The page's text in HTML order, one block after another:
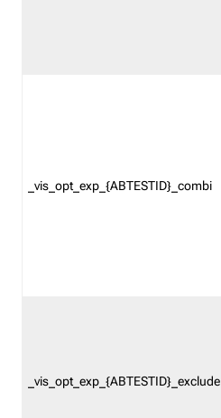
_vis_opt_exp_{ABTESTID}_combi
_vis_opt_exp_{ABTESTID}_exclude